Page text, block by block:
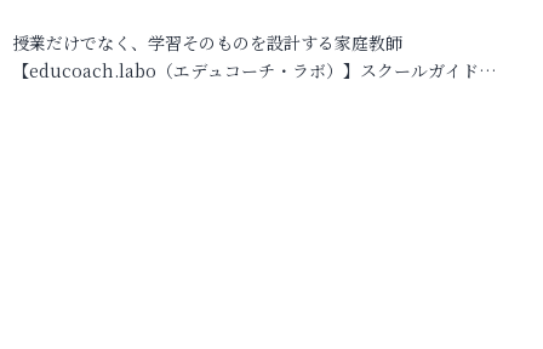
授業だけでなく、学習そのものを設計する家庭教師
【educoach.labo（エデュコーチ・ラボ）】スクールガイド…